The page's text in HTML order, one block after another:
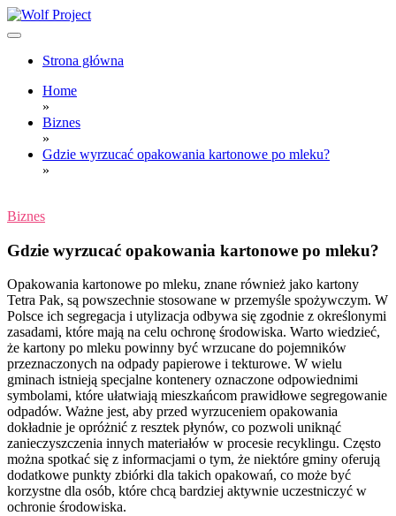
Skip
to
Wolf Project
Strona główna
Home
»
Biznes
»
Gdzie wyrzucać opakowania kartonowe po mleku?
»
Biznes
Gdzie wyrzucać opakowania kartonowe po mleku?
Opakowania kartonowe po mleku, znane również jako kartony
Tetra Pak, są powszechnie stosowane w przemyśle spożywczym. W
Polsce ich segregacja i utylizacja odbywa się zgodnie z określonymi
zasadami, które mają na celu ochronę środowiska. Warto wiedzieć,
że kartony po mleku powinny być wrzucane do pojemników
przeznaczonych na odpady papierowe i tekturowe. W wielu
gminach istnieją specjalne kontenery oznaczone odpowiednimi
symbolami, które ułatwiają mieszkańcom prawidłowe segregowanie
odpadów. Ważne jest, aby przed wyrzuceniem opakowania
dokładnie je opróżnić z resztek płynów, co pozwoli uniknąć
zanieczyszczenia innych materiałów w procesie recyklingu. Często
można spotkać się z informacjami o tym, że niektóre gminy oferują
dodatkowe punkty zbiórki dla takich opakowań, co może być
korzystne dla osób, które chcą bardziej aktywnie uczestniczyć w
ochronie środowiska.